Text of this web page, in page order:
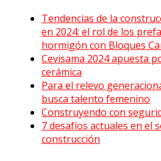
Tendencias de la
en 2024: el rol de los
hormigón con Bloques
Cevisama 2024 apuesta
cerámica
Para el relevo
busca talento femenino
Construyendo con
7 desafíos actuales en el
construcción